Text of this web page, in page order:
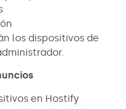
los dispositivos de
en Hostify